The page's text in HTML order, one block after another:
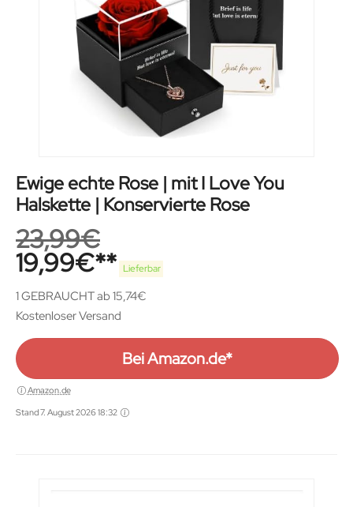
Ewige echte Rose | mit I Love You
Halskette | Konservierte Rose
23,99€
19,99€ Lieferbar
1 GEBRAUCHT ab 15,74€
Kostenloser Versand
Bei Amazon.de*
Amazon.de
Stand 7. August 2026 18:32